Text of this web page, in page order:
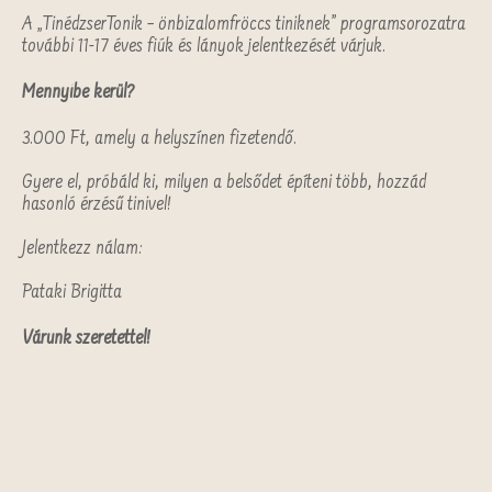
A „TinédzserTonik – önbizalomfröccs tiniknek” programsorozatra
további 11-17 éves fiúk és lányok jelentkezését várjuk.
Mennyibe kerül?
3.000 Ft, amely a helyszínen fizetendő.
Gyere el, próbáld ki, milyen a belsődet építeni több, hozzád
hasonló érzésű tinivel!
Jelentkezz nálam:
Pataki Brigitta
Várunk szeretettel!